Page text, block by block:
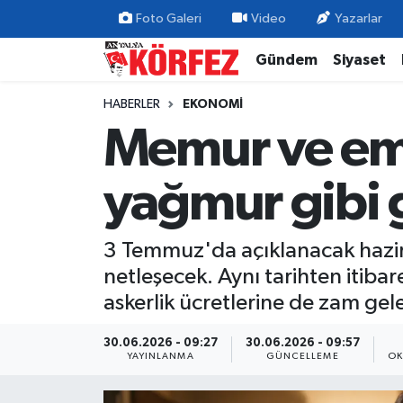
Foto Galeri Video Yazarlar
Gündem Siyaset
HABERLER EKONOMI
Memur ve
yağmur gibi
3 Temmuz'da açıklanacak
netleşecek. Aynı tarihten
askerlik ücretlerine de zam
30.06.2026 - 09:27
YAYINLANMA
30.06.2026 - 09:57
GÜNCELLEME
Gündem
Yerel Yönetim
Ekonomi
Nöbetçi Eczaneler
Trafik Durumu
Süper Lig Puan Durumu ve Fikstür
Tüm Manşetler
Son Dakika Haberleri
Haber Arşivi